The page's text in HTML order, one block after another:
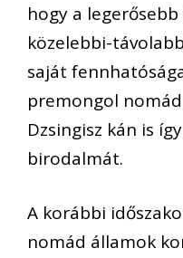
hogy a
közelebbi-
saját
premongol
Dzsingisz kán is
birodalmát.
A korábbi
nomád államok